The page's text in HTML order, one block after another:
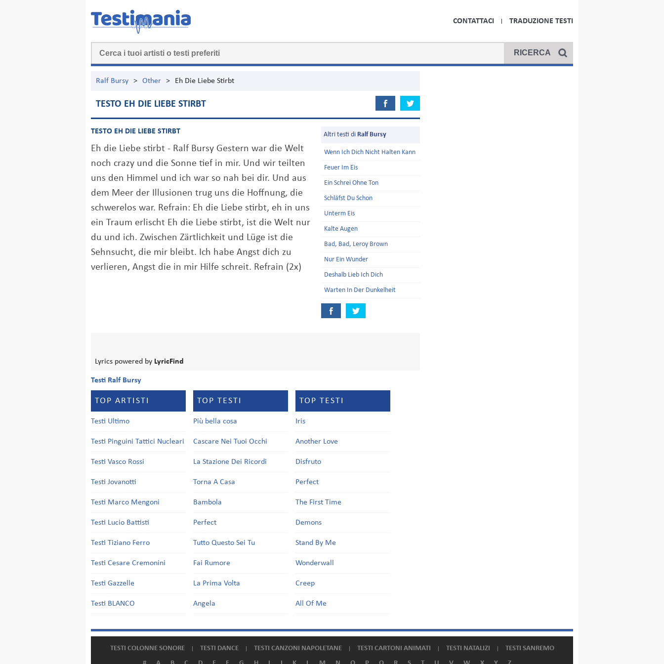
CONTATTACI TRADUZIONE TESTI
Ralf Bursy > Other > Eh Die Liebe Stirbt
TESTO EH DIE LIEBE STIRBT
TESTO EH DIE LIEBE STIRBT
Eh die Liebe stirbt - Ralf Bursy Gestern war die Welt
noch crazy und die Sonne tief in mir. Und wir teilten
uns den Himmel und ich war so nah bei dir. Und aus
dem Meer der Illusionen trug uns die Hoffnung, die
schwerelos war. Refrain: Eh die Liebe stirbt, eh in uns
ein Traum erlischt Eh die Liebe stirbt, ist die Welt nur
du und ich. Zwischen Zärtlichkeit und Lüge ist die
Sehnsucht, die mir bleibt. Ich habe Angst dich zu
verlieren, Angst die in mir Hilfe schreit. Refrain (2x)
Altri testi di Ralf Bursy
Wenn Ich Dich Nicht Halten Kann
Feuer Im Eis
Ein Schrei Ohne Ton
Schläfst Du Schon
Unterm Eis
Kalte Augen
Bad, Bad, Leroy Brown
Nur Ein Wunder
Deshalb Lieb Ich Dich
Warten In Der Dunkelheit
Lyrics powered by LyricFind
Testi Ralf Bursy
TOP ARTISTI
Testi Ultimo
Testi Pinguini Tattici Nucleari
Testi Vasco Rossi
Testi Jovanotti
Testi Marco Mengoni
Testi Lucio Battisti
Testi Tiziano Ferro
Testi Cesare Cremonini
Testi Gazzelle
Testi BLANCO
TOP TESTI
Più bella cosa
Cascare Nei Tuoi Occhi
La Stazione Dei Ricordi
Torna A Casa
Bambola
Perfect
Tutto Questo Sei Tu
Fai Rumore
La Prima Volta
Angela
TOP TESTI
Iris
Another Love
Disfruto
Perfect
The First Time
Demons
Stand By Me
Wonderwall
Creep
All Of Me
TESTI COLONNE SONORE TESTI DANCE TESTI CANZONI NAPOLETANE TESTI CARTONI ANIMATI TESTI NATALIZI
TESTI SANREMO